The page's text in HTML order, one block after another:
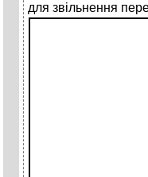
для звільнення